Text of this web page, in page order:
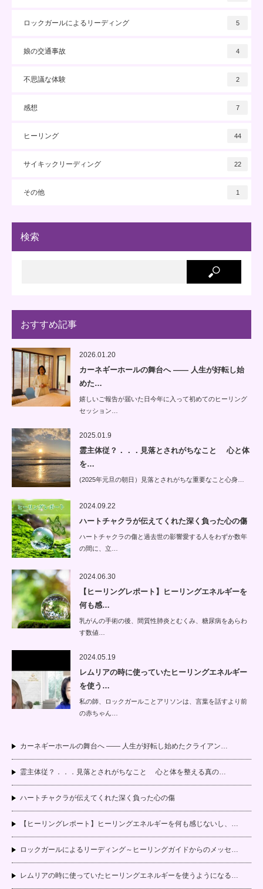
ロックガールによるリーディング 5
娘の交通事故 4
不思議な体験 2
感想 7
ヒーリング 44
サイキックリーディング 22
その他 1
検索
おすすめ記事
2026.01.20
カーネギーホールの舞台へ —— 人生が好転し始
めた…
嬉しいご報告が届いた日今年に入って初めてのヒーリング
セッション…
2025.01.9
霊主体従？．．．見落とされがちなこと 心と体
を…
(2025年元旦の朝日）見落とされがちな重要なこと心身…
2024.09.22
ハートチャクラが伝えてくれた深く負った心の傷
ハートチャクラの傷と過去世の影響愛する人をわずか数年
の間に、立…
2024.06.30
【ヒーリングレポート】ヒーリングエネルギーを
何も感…
乳がんの手術の後、間質性肺炎とむくみ、糖尿病をあらわ
す数値…
2024.05.19
レムリアの時に使っていたヒーリングエネルギー
を使う…
私の師、ロックガールことアリソンは、言葉を話すより前
の赤ちゃん…
カーネギーホールの舞台へ —— 人生が好転し始めたクライアン…
霊主体従？．．．見落とされがちなこと 心と体を整える真の…
ハートチャクラが伝えてくれた深く負った心の傷
【ヒーリングレポート】ヒーリングエネルギーを何も感じないし、…
ロックガールによるリーディング～ヒーリングガイドからのメッセ…
レムリアの時に使っていたヒーリングエネルギーを使うようになる…